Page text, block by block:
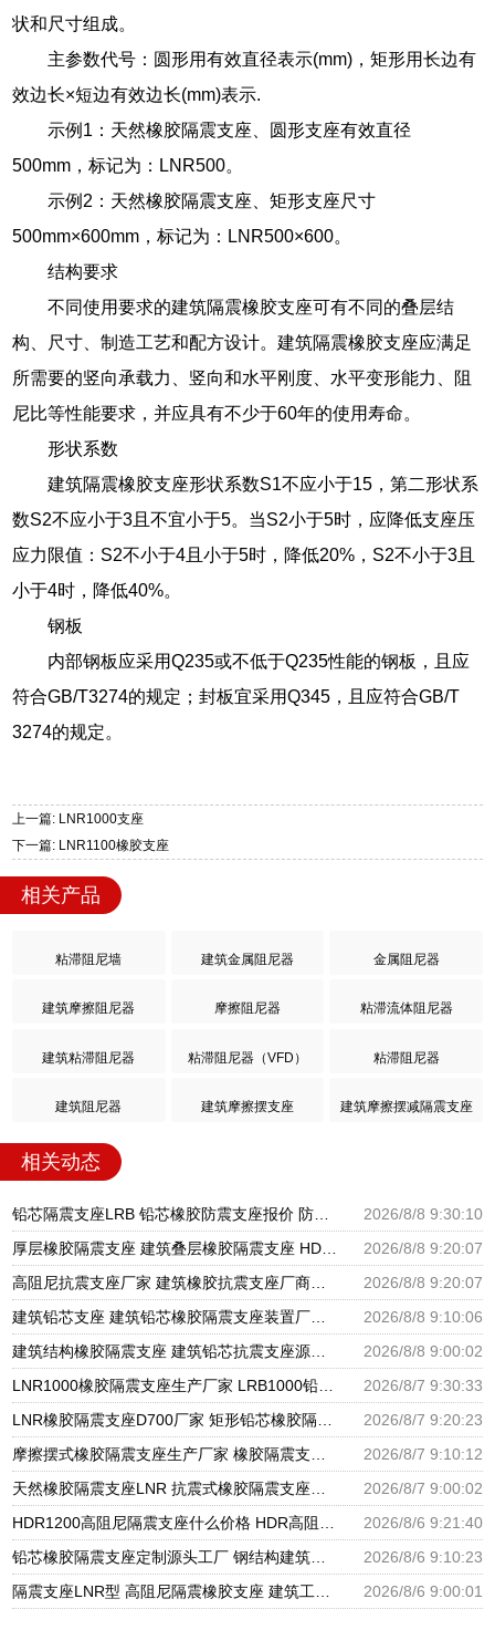
状和尺寸组成。
主参数代号：圆形用有效直径表示(mm)，矩形用长边有
效边长×短边有效边长(mm)表示.
示例1：天然橡胶隔震支座、圆形支座有效直径
500mm，标记为：LNR500。
示例2：天然橡胶隔震支座、矩形支座尺寸
500mm×600mm，标记为：LNR500×600。
结构要求
不同使用要求的建筑隔震橡胶支座可有不同的叠层结
构、尺寸、制造工艺和配方设计。建筑隔震橡胶支座应满足
所需要的竖向承载力、竖向和水平刚度、水平变形能力、阻
尼比等性能要求，并应具有不少于60年的使用寿命。
形状系数
建筑隔震橡胶支座形状系数S1不应小于15，第二形状系
数S2不应小于3且不宜小于5。当S2小于5时，应降低支座压
应力限值：S2不小于4且小于5时，降低20%，S2不小于3且
小于4时，降低40%。
钢板
内部钢板应采用Q235或不低于Q235性能的钢板，且应
符合GB/T3274的规定；封板宜采用Q345，且应符合GB/T
3274的规定。
上一篇: LNR1000支座
下一篇: LNR1100橡胶支座
相关产品
粘滞阻尼墙 建筑金属阻尼器 金属阻尼器
建筑摩擦阻尼器 摩擦阻尼器 粘滞流体阻尼器
建筑粘滞阻尼器 粘滞阻尼器（VFD） 粘滞阻尼器
建筑阻尼器 建筑摩擦摆支座 建筑摩擦摆减隔震支座
相关动态
2026/8/8 9:30:10
2026/8/8 9:20:07
2026/8/8 9:20:07
2026/8/8 9:10:06
2026/8/8 9:00:02
2026/8/7 9:30:33
2026/8/7 9:20:23
2026/8/7 9:10:12
2026/8/7 9:00:02
2026/8/6 9:21:40
2026/8/6 9:10:23
2026/8/6 9:00:01